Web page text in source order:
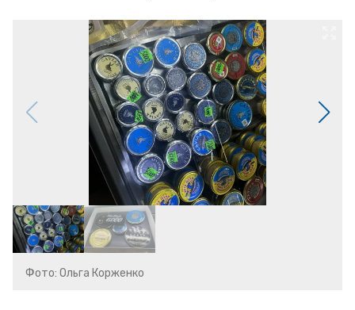
Фото: Ольга Корженко